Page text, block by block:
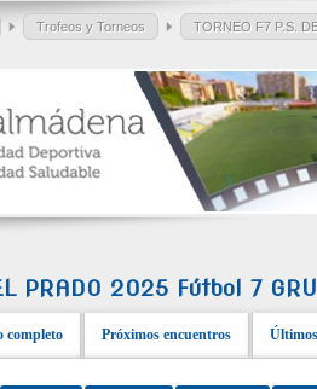
Trofeos y Torneos TORNEO F7 P.S.
PRADO 2025 Fútbol 7
completo Próximos encuentros